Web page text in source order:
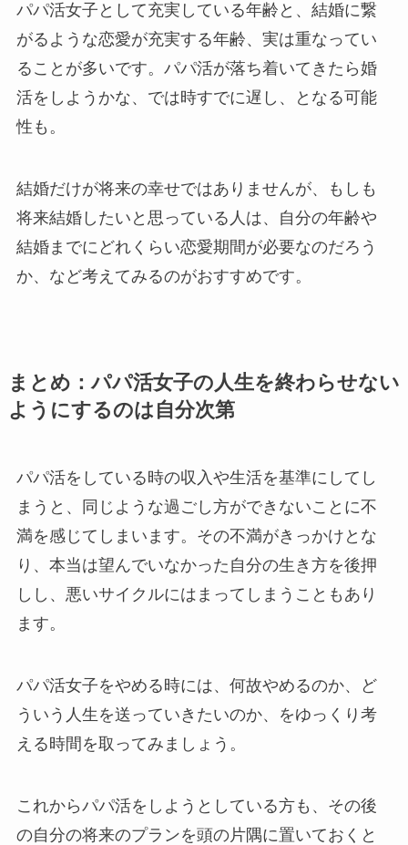
パパ活女子として充実している年齢と、結婚に繋
がるような恋愛が充実する年齢、実は重なってい
ることが多いです。パパ活が落ち着いてきたら婚
活をしようかな、では時すでに遅し、となる可能
性も。
結婚だけが将来の幸せではありませんが、もしも
将来結婚したいと思っている人は、自分の年齢や
結婚までにどれくらい恋愛期間が必要なのだろう
か、など考えてみるのがおすすめです。
まとめ：パパ活女子の人生を終わらせない
ようにするのは自分次第
パパ活をしている時の収入や生活を基準にしてし
まうと、同じような過ごし方ができないことに不
満を感じてしまいます。その不満がきっかけとな
り、本当は望んでいなかった自分の生き方を後押
しし、悪いサイクルにはまってしまうこともあり
ます。
パパ活女子をやめる時には、何故やめるのか、ど
ういう人生を送っていきたいのか、をゆっくり考
える時間を取ってみましょう。
これからパパ活をしようとしている方も、その後
の自分の将来のプランを頭の片隅に置いておくと